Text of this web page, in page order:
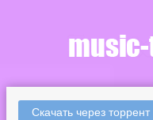
Скачать через торрент